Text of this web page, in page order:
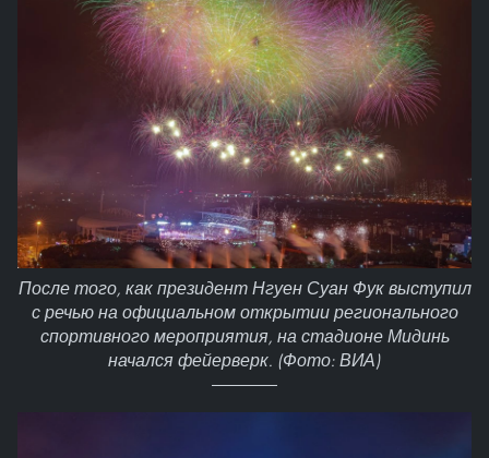
После того, как президент Нгуен Суан Фук выступил
с речью на официальном открытии регионального
спортивного мероприятия, на стадионе Мидинь
начался фейерверк. (Фото: ВИА)